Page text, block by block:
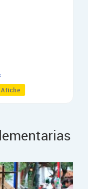
Afiche